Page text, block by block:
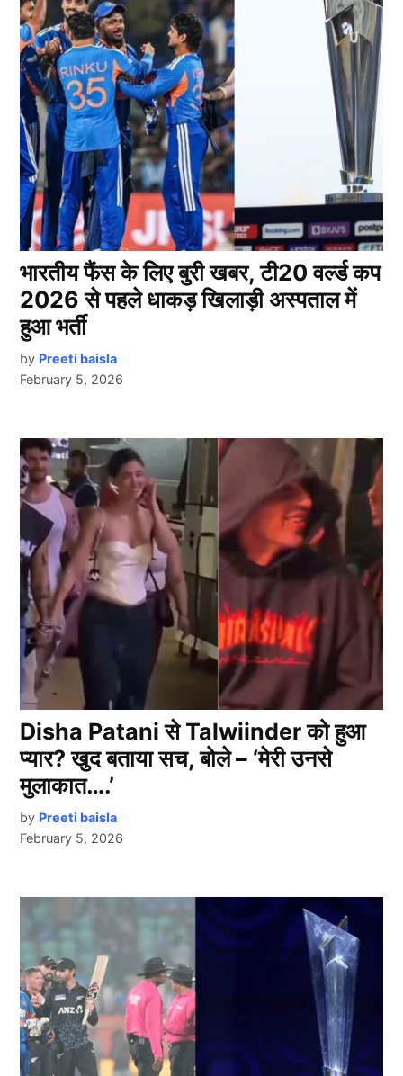
भारतीय फैंस के लिए बुरी खबर, टी20 वर्ल्ड कप
2026 से पहले धाकड़ खिलाड़ी अस्पताल में
हुआ भर्ती
by Preeti baisla
February 5, 2026
Disha Patani से Talwiinder को हुआ
प्यार? खुद बताया सच, बोले – ‘मेरी उनसे
मुलाकात….’
by Preeti baisla
February 5, 2026